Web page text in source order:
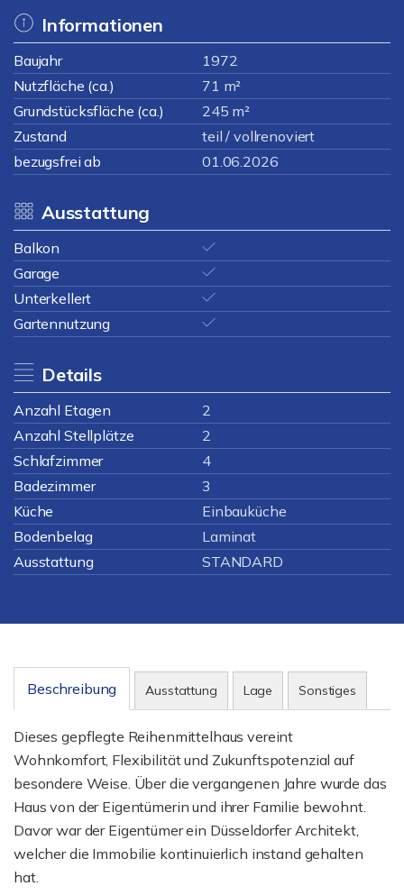
Informationen
Baujahr
1972
Nutzfläche (ca.)
71 m²
Grundstücksfläche (ca.)
245 m²
Zustand
teil / vollrenoviert
bezugsfrei ab
01.06.2026
Ausstattung
Balkon
Garage
Unterkellert
Gartennutzung
Details
Anzahl Etagen
2
Anzahl Stellplätze
2
Schlafzimmer
4
Badezimmer
3
Küche
Einbauküche
Bodenbelag
Laminat
Ausstattung
STANDARD
Beschreibung Ausstattung Lage Sonstiges
Dieses gepflegte Reihenmittelhaus vereint
Wohnkomfort, Flexibilität und Zukunftspotenzial auf
besondere Weise. Über die vergangenen Jahre wurde das
Haus von der Eigentümerin und ihrer Familie bewohnt.
Davor war der Eigentümer ein Düsseldorfer Architekt,
welcher die Immobilie kontinuierlich instand gehalten
hat.